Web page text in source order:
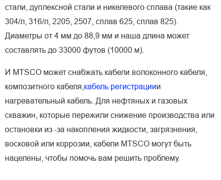
стали, дуплексной стали и никелевого сплава (такие как
304/л, 316/л, 2205, 2507, сплав 625, сплав 825).
Диаметры от 4 мм до 88,9 мм и наша длина может
составлять до 33000 футов (10000 м).
И MTSCO может снабжать кабели волоконного кабеля,
композитного кабеля, кабель регистрациии
нагревательный кабель. Для нефтяных и газовых
скважин, которые пережили снижение производства или
остановки из -за накопления жидкости, загрязнения,
восковой или коррозии, кабели MTSCO могут быть
нацелены, чтобы помочь вам решить проблему.